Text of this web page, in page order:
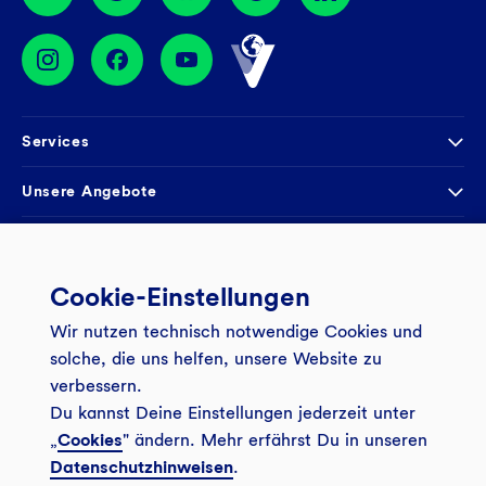
Services
Banking App
FAQ
Kontakt
Newsletter
Unsere Angebote
Festgeld
Tagesgeldkonto
Finanzieren
Investieren
Wo wirkt die GLS?
Weitersagen
Veranstaltungen
Filiale finden
Presse
Kundenmagazin Bankspiegel
Sozial-ökologisch seit 1974
© 2026 GLS Gemeinschaftsbank eG
Vertrag widerrufen
Cookie-Einstellungen
Wir nutzen technisch notwendige Cookies und
solche, die uns helfen, unsere Website zu
verbessern.
Du kannst Deine Einstellungen jederzeit unter
„Cookies" ändern. Mehr erfährst Du in unseren
Datenschutzhinweisen.